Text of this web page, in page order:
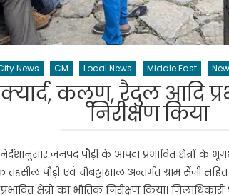
News CM Local News Middle East
कलूण, रैदुल आदि
निरीक्षण किया
जनपद पौड़ी के आपदा प्रभावित क्षेत्रों
पौड़ी एवं चौबट्टाखाल अन्तर्गत ग्राम सैंजी
प्रभावित क्षेत्रों का भौतिक निरीक्षण किया। जिलाधिकारी